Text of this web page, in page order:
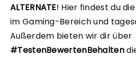
ALTERNATE! Hier findest du
im Gaming-Bereich und
Außerdem bieten wir dir über
#TestenBewertenBehalten